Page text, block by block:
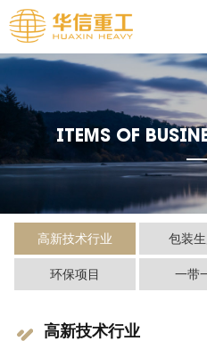
ITEMS OF
高新技术行业 包装
环保项目 一带
高新技术行业